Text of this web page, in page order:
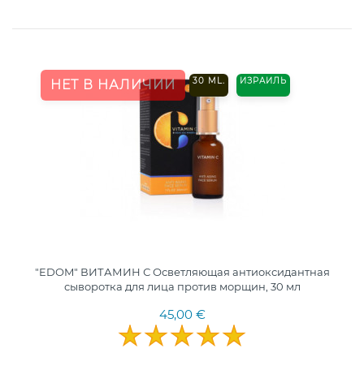
НЕТ В НАЛИЧИИ 30 ML. ИЗРАИЛЬ
"EDOM" ВИТАМИН С Осветляющая антиоксидантная
сыворотка для лица против морщин, 30 мл
45,00 €